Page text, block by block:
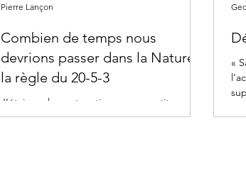
Combien de temps nous
devrions passer dans la Nature :
la règle du 20-5-3
J’étais seulement sorti pour une petite
balade et finalement je me décidais à rester
Pierre Lançon
«